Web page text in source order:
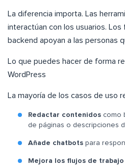
La diferencia importa. Las
interactúan con los usuarios. Los
backend apoyan a las personas
Lo que puedes hacer de forma
WordPress
La mayoría de los casos de uso
Redactar contenidos como
de páginas o descripciones
Añade chatbots para
Mejora los flujos de trabajo